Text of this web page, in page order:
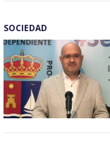
SOCIEDAD